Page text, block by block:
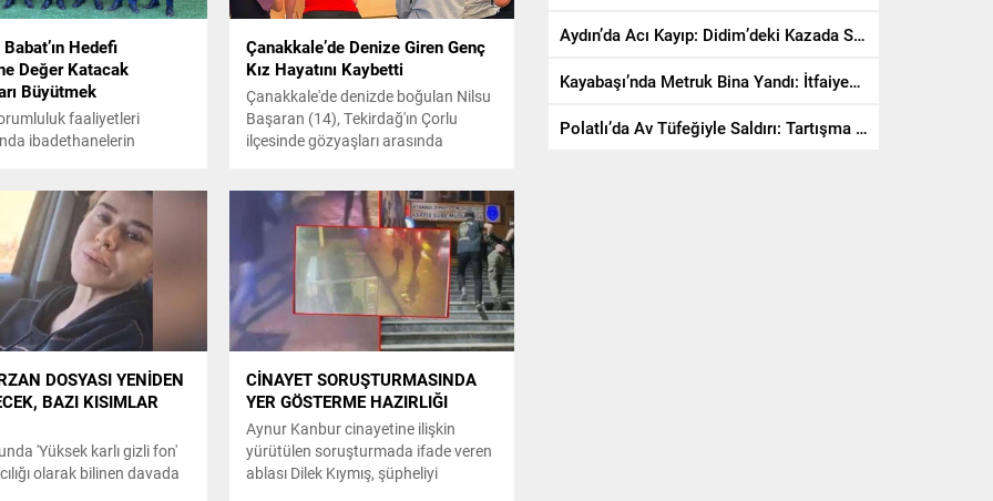
Hedefi
Değer Katacak
Büyütmek
faaliyetleri
ibadethanelerin
yönelik projelerde yer
verdiği kaydediliyor.
bu çalışmaları
karşı duyduğu
bir parçası olarak
dile getiriyor.
Çanakkale’de Denize Giren Genç
Kız Hayatını Kaybetti
Çanakkale'de denizde boğulan Nilsu
Başaran (14), Tekirdağ'ın Çorlu
ilçesinde gözyaşları arasında
DOSYASI YENİDEN
BAZI KISIMLAR
'Yüksek karlı gizli fon'
olarak bilinen davada
CİNAYET SORUŞTURMASINDA
YER GÖSTERME HAZIRLIĞI
Aynur Kanbur cinayetine ilişkin
yürütülen soruşturmada ifade veren
ablası Dilek Kıymış, şüpheliyi
Aydın’da Acı Kayıp: Didim’deki Kazada Sürücü ve Yolcu Kurtarılamadı
Kayabaşı’nda Metruk Bina Yandı: İtfaiyeden Hızlı Müdahale
Polatlı’da Av Tüfeğiyle Saldırı: Tartışma Kanlı Bitti